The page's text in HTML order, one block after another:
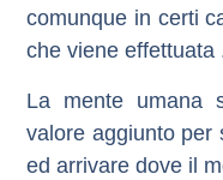
comunque in certi
che viene effettuata
La mente umana
valore aggiunto per
ed arrivare dove il